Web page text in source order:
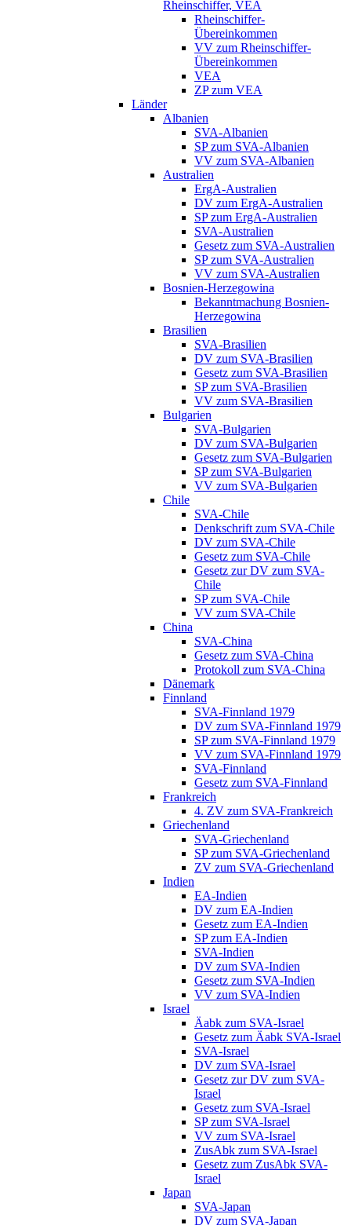
Rheinschiffer, VEA
Rheinschiffer-
Übereinkommen
VV zum Rheinschiffer-
Übereinkommen
VEA
ZP zum VEA
Länder
Albanien
SVA-Albanien
SP zum SVA-Albanien
VV zum SVA-Albanien
Australien
ErgA-Australien
DV zum ErgA-Australien
SP zum ErgA-Australien
SVA-Australien
Gesetz zum SVA-Australien
SP zum SVA-Australien
VV zum SVA-Australien
Bosnien-Herzegowina
Bekanntmachung Bosnien-
Herzegowina
Brasilien
SVA-Brasilien
DV zum SVA-Brasilien
Gesetz zum SVA-Brasilien
SP zum SVA-Brasilien
VV zum SVA-Brasilien
Bulgarien
SVA-Bulgarien
DV zum SVA-Bulgarien
Gesetz zum SVA-Bulgarien
SP zum SVA-Bulgarien
VV zum SVA-Bulgarien
Chile
SVA-Chile
Denkschrift zum SVA-Chile
DV zum SVA-Chile
Gesetz zum SVA-Chile
Gesetz zur DV zum SVA-
Chile
SP zum SVA-Chile
VV zum SVA-Chile
China
SVA-China
Gesetz zum SVA-China
Protokoll zum SVA-China
Dänemark
Finnland
SVA-Finnland 1979
DV zum SVA-Finnland 1979
SP zum SVA-Finnland 1979
VV zum SVA-Finnland 1979
SVA-Finnland
Gesetz zum SVA-Finnland
Frankreich
4. ZV zum SVA-Frankreich
Griechenland
SVA-Griechenland
SP zum SVA-Griechenland
ZV zum SVA-Griechenland
Indien
EA-Indien
DV zum EA-Indien
Gesetz zum EA-Indien
SP zum EA-Indien
SVA-Indien
DV zum SVA-Indien
Gesetz zum SVA-Indien
VV zum SVA-Indien
Israel
Äabk zum SVA-Israel
Gesetz zum Äabk SVA-Israel
SVA-Israel
DV zum SVA-Israel
Gesetz zur DV zum SVA-
Israel
Gesetz zum SVA-Israel
SP zum SVA-Israel
VV zum SVA-Israel
ZusAbk zum SVA-Israel
Gesetz zum ZusAbk SVA-
Israel
Japan
SVA-Japan
DV zum SVA-Japan